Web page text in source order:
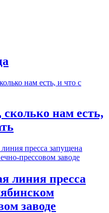
нам есть,
линия пресса
заводе